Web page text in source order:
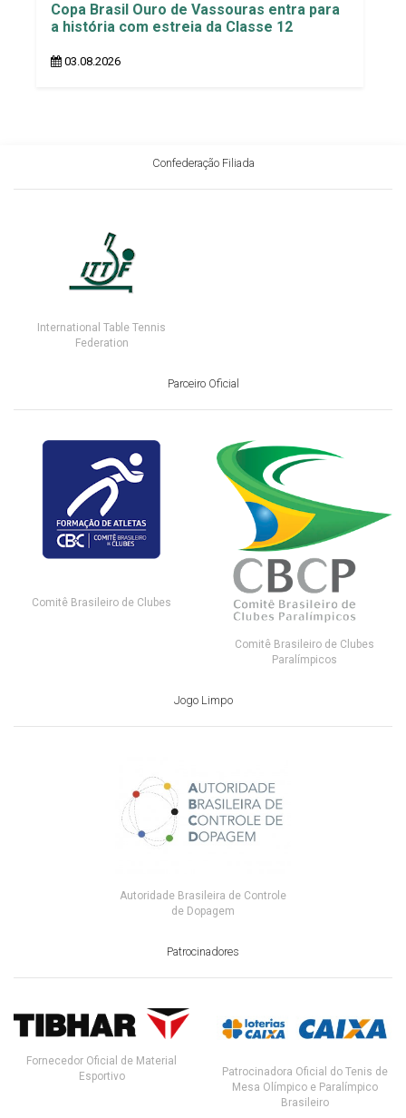
Copa Brasil Ouro de Vassouras entra para
a história com estreia da Classe 12
03.08.2026
Confederação Filiada
International Table Tennis
Federation
Parceiro Oficial
Comitê Brasileiro de Clubes
Comitê Brasileiro de Clubes
Paralímpicos
Jogo Limpo
Autoridade Brasileira de Controle
de Dopagem
Patrocinadores
Fornecedor Oficial de Material
Esportivo
Patrocinadora Oficial do Tenis de
Mesa Olímpico e Paralímpico
Brasileiro